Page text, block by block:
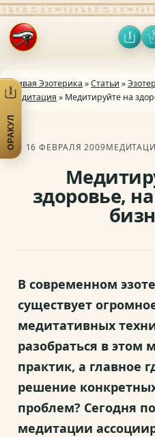
Открыть меню
ОРАКУЛОткрыть практики
Живая Эзотерика »Статьи »
Медитация » Медитируйте на
16 ФЕВРАЛЯ 2009
здоровье,
В современном
существует
медитативных
разобраться в этом
практик, а главное
решение
проблем? Сегодня
медитации